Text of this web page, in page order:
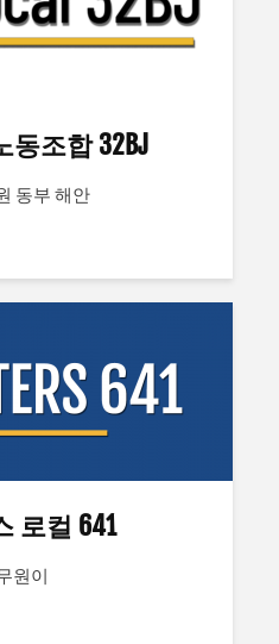
동조합 32BJ
동부 해안
로컬 641
원이